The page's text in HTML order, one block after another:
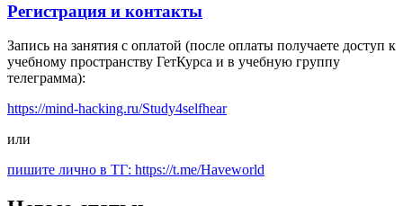
Регистрация и контакты
Запись на занятия с оплатой (после оплаты получаете доступ к
учебному пространству ГетКурса и в учебную группу
телеграмма):
https://mind-hacking.ru/Study4selfhear
или
пишите лично в ТГ: https://t.me/Haveworld